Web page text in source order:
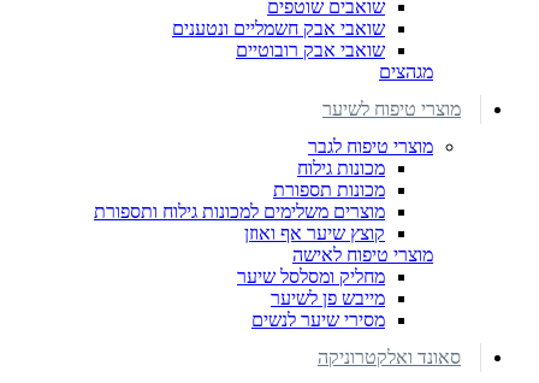
שואבים שוטפים
שואבי אבק חשמליים ונטענים
שואבי אבק רובוטיים
מגהצים
מוצרי טיפוח לשיער
מוצרי טיפוח לגבר
מכונות גילוח
מכונות תספורת
מוצרים משלימים למכונות גילוח ותספורת
קוצץ שיער אף ואוזן
מוצרי טיפוח לאישה
מחליק ומסלסל שיער
מייבש פן לשיער
מסירי שיער לנשים
סאונד ואלקטרוניקה